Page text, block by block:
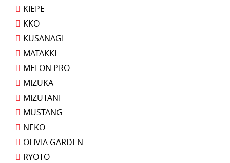
KIEPE
KKO
KUSANAGI
MATAKKI
MELON PRO
MIZUKA
MIZUTANI
MUSTANG
NEKO
OLIVIA GARDEN
RYOTO